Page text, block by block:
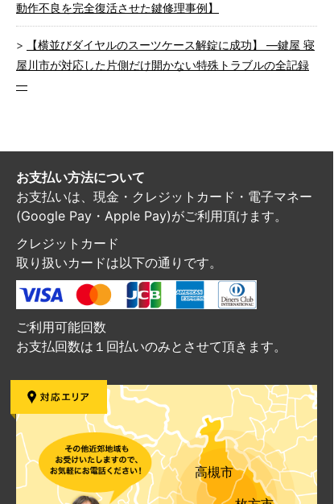
動作不良を完全復活させた鍵修理事例】
【横並びダイヤルのスーツケース解錠に成功】 ―鍵屋 寝
屋川市が対応した片側だけ開かない特殊トラブルの全記録
―
お支払い方法について
お支払いは、現金・クレジットカード・電子マネー
(Google Pay・Apple Pay)がご利用頂けます。
クレジットカード
取り扱いカードは以下の通りです。
ご利用可能回数
お支払回数は１回払いのみとさせて頂きます。
高槻市